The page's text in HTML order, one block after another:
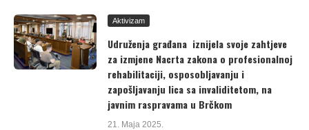
Aktivizam
Udruženja građana iznijela svoje zahtjeve
za izmjene Nacrta zakona o profesionalnoj
rehabilitaciji, osposobljavanju i
zapošljavanju lica sa invaliditetom, na
javnim raspravama u Brčkom
21. Maja 2025.